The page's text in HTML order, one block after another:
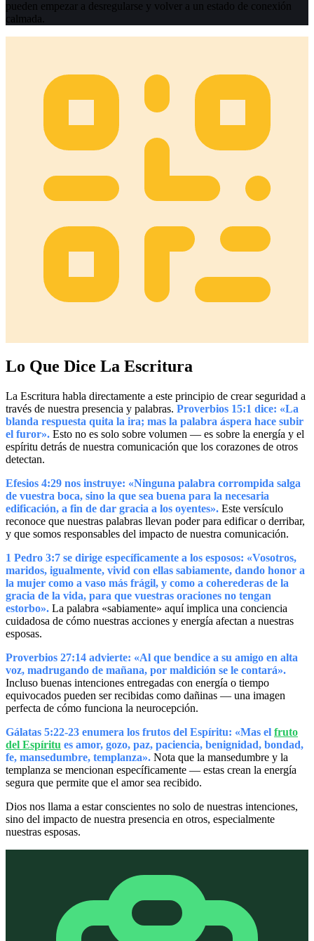
pueden empezar a desregularse y volver a un estado de conexión
calmada.
Lo Que Dice La Escritura
La Escritura habla directamente a este principio de crear seguridad a
través de nuestra presencia y palabras. Proverbios 15:1 dice: «La
blanda respuesta quita la ira; mas la palabra áspera hace subir
el furor». Esto no es solo sobre volumen — es sobre la energía y el
espíritu detrás de nuestra comunicación que los corazones de otros
detectan.
Efesios 4:29 nos instruye: «Ninguna palabra corrompida salga
de vuestra boca, sino la que sea buena para la necesaria
edificación, a fin de dar gracia a los oyentes». Este versículo
reconoce que nuestras palabras llevan poder para edificar o derribar,
y que somos responsables del impacto de nuestra comunicación.
1 Pedro 3:7 se dirige específicamente a los esposos: «Vosotros,
maridos, igualmente, vivid con ellas sabiamente, dando honor a
la mujer como a vaso más frágil, y como a coherederas de la
gracia de la vida, para que vuestras oraciones no tengan
estorbo». La palabra «sabiamente» aquí implica una conciencia
cuidadosa de cómo nuestras acciones y energía afectan a nuestras
esposas.
Proverbios 27:14 advierte: «Al que bendice a su amigo en alta
voz, madrugando de mañana, por maldición se le contará».
Incluso buenas intenciones entregadas con energía o tiempo
equivocados pueden ser recibidas como dañinas — una imagen
perfecta de cómo funciona la neurocepción.
Gálatas 5:22-23 enumera los frutos del Espíritu: «Mas el fruto
del Espíritu es amor, gozo, paz, paciencia, benignidad, bondad,
fe, mansedumbre, templanza». Nota que la mansedumbre y la
templanza se mencionan específicamente — estas crean la energía
segura que permite que el amor sea recibido.
Dios nos llama a estar conscientes no solo de nuestras intenciones,
sino del impacto de nuestra presencia en otros, especialmente
nuestras esposas.